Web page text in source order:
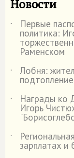
Новости
˙ Первые
политика:
Раменском
˙
Лобня:
˙
Награды ко
Игорь
˙
зарплатах и